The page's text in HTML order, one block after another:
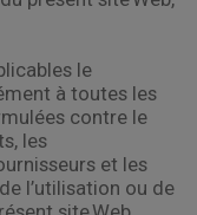
le
à toutes les
contre le
les
et les
l’utilisation ou de